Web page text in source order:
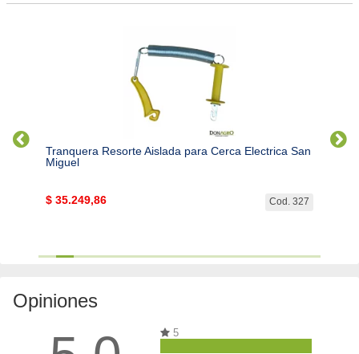
Tranquera Resorte Aislada para Cerca Electrica San
Miguel
Cod. 327
$ 35.249,86
Kit
Opiniones
5